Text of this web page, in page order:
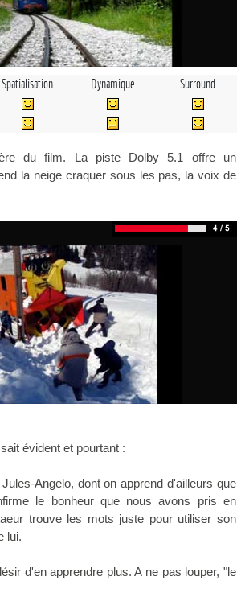
Spatialisation Dynamique
Surround
du film. La piste Dolby 5.1 offre un
la neige craquer sous les pas, la voix de
évident et pourtant :
Angelo, dont on apprend d'ailleurs que
le bonheur que nous avons pris en
trouve les mots juste pour utiliser son
lui.
d'en apprendre plus. A ne pas louper, "le